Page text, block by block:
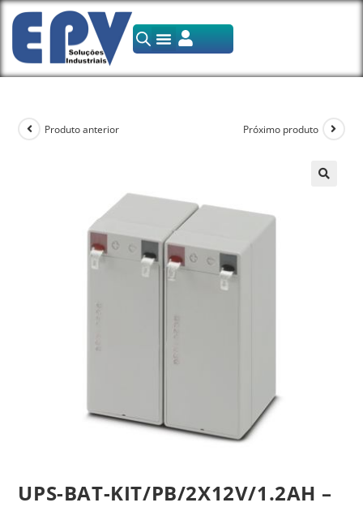
Produto anterior Próximo produto
UPS-BAT-KIT/PB/2X12V/1.2AH –